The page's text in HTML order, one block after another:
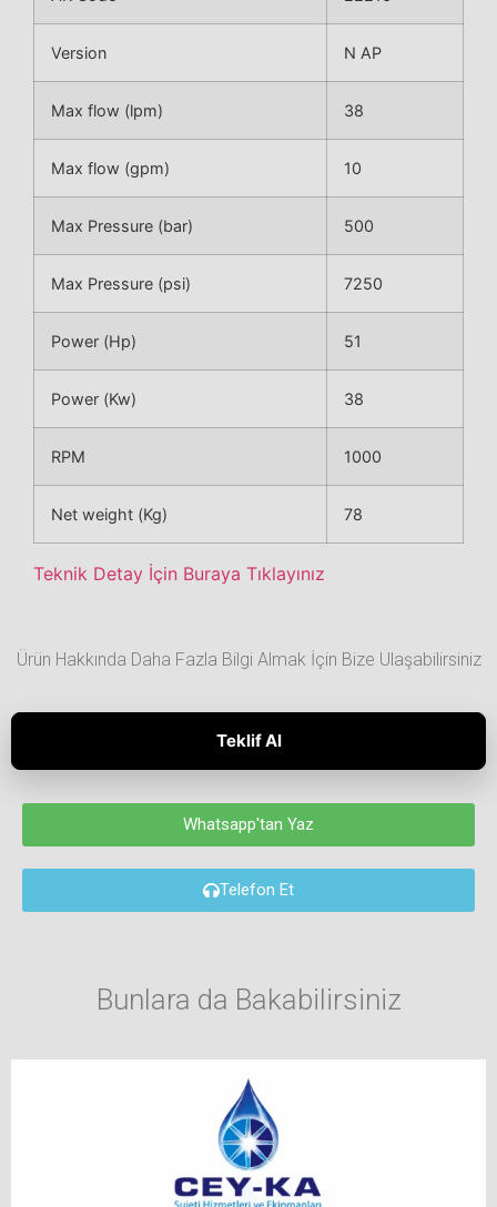
Version N AP
Max flow (lpm) 38
Max flow (gpm) 10
Max Pressure (bar) 500
Max Pressure (psi) 7250
Power (Hp) 51
Power (Kw) 38
RPM 1000
Net weight (Kg) 78
Teknik Detay İçin Buraya Tıklayınız
Ürün Hakkında Daha Fazla Bilgi Almak İçin Bize Ulaşabilirsiniz
Teklif Al
Whatsapp'tan Yaz
Telefon Et
Bunlara da Bakabilirsiniz